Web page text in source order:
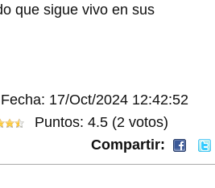
que sigue vivo en sus
Fecha: 17/Oct/2024 12:42:52
Puntos: 4.5 (2 votos)
Compartir: